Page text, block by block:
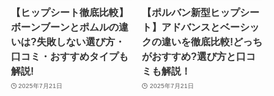
【ヒップシート徹底比較】
ボーンブーンとポムルの違
いは?失敗しない選び方・
口コミ・おすすめタイプも
解説!
2025年7月21日
【ポルバン新型ヒップシー
ト】アドバンスとベーシッ
クの違いを徹底比較!どっち
がおすすめ?選び方と口コ
ミも解説！
2025年7月21日